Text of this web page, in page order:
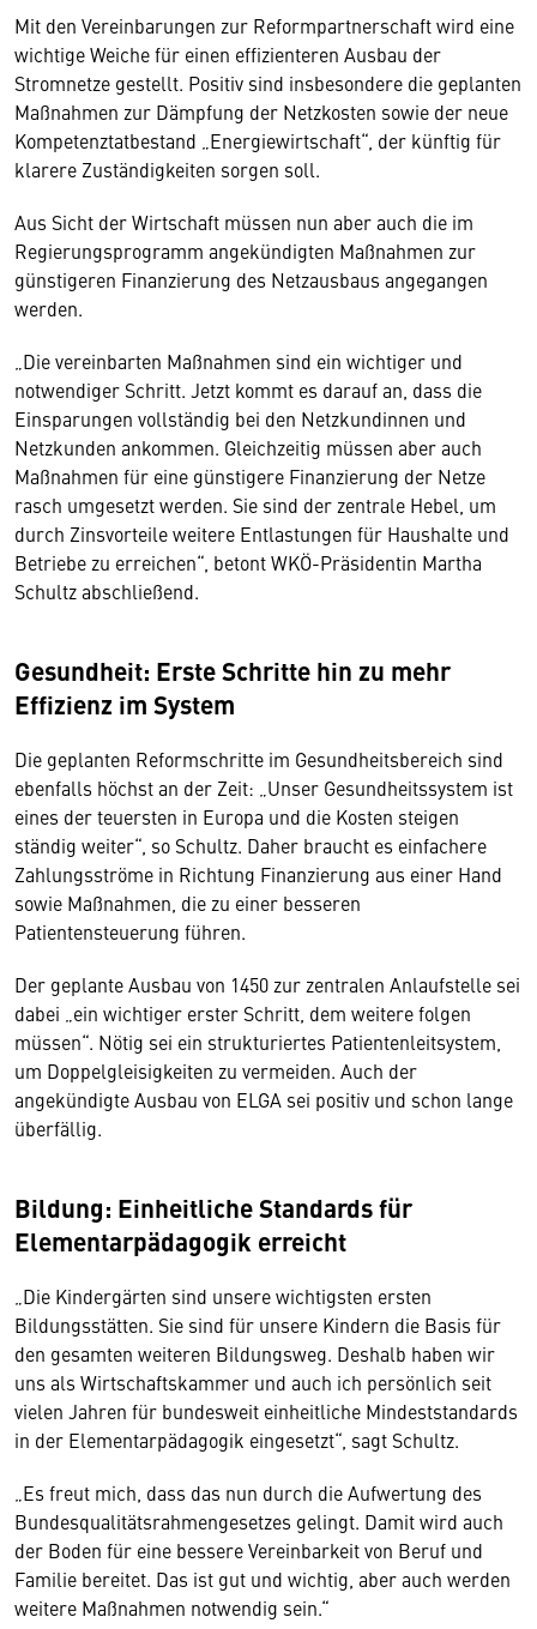
Mit den Vereinbarungen zur Reformpartnerschaft wird eine
wichtige Weiche für einen effizienteren Ausbau der
Stromnetze gestellt. Positiv sind insbesondere die geplanten
Maßnahmen zur Dämpfung der Netzkosten sowie der neue
Kompetenztatbestand „Energiewirtschaft“, der künftig für
klarere Zuständigkeiten sorgen soll.
Aus Sicht der Wirtschaft müssen nun aber auch die im
Regierungsprogramm angekündigten Maßnahmen zur
günstigeren Finanzierung des Netzausbaus angegangen
werden.
„Die vereinbarten Maßnahmen sind ein wichtiger und
notwendiger Schritt. Jetzt kommt es darauf an, dass die
Einsparungen vollständig bei den Netzkundinnen und
Netzkunden ankommen. Gleichzeitig müssen aber auch
Maßnahmen für eine günstigere Finanzierung der Netze
rasch umgesetzt werden. Sie sind der zentrale Hebel, um
durch Zinsvorteile weitere Entlastungen für Haushalte und
Betriebe zu erreichen“, betont WKÖ-Präsidentin Martha
Schultz abschließend.
Gesundheit: Erste Schritte hin zu mehr
Effizienz im System
Die geplanten Reformschritte im Gesundheitsbereich sind
ebenfalls höchst an der Zeit: „Unser Gesundheitssystem ist
eines der teuersten in Europa und die Kosten steigen
ständig weiter“, so Schultz. Daher braucht es einfachere
Zahlungsströme in Richtung Finanzierung aus einer Hand
sowie Maßnahmen, die zu einer besseren
Patientensteuerung führen.
Der geplante Ausbau von 1450 zur zentralen Anlaufstelle sei
dabei „ein wichtiger erster Schritt, dem weitere folgen
müssen“. Nötig sei ein strukturiertes Patientenleitsystem,
um Doppelgleisigkeiten zu vermeiden. Auch der
angekündigte Ausbau von ELGA sei positiv und schon lange
überfällig.
Bildung: Einheitliche Standards für
Elementarpädagogik erreicht
„Die Kindergärten sind unsere wichtigsten ersten
Bildungsstätten. Sie sind für unsere Kindern die Basis für
den gesamten weiteren Bildungsweg. Deshalb haben wir
uns als Wirtschaftskammer und auch ich persönlich seit
vielen Jahren für bundesweit einheitliche Mindeststandards
in der Elementarpädagogik eingesetzt“, sagt Schultz.
„Es freut mich, dass das nun durch die Aufwertung des
Bundesqualitätsrahmengesetzes gelingt. Damit wird auch
der Boden für eine bessere Vereinbarkeit von Beruf und
Familie bereitet. Das ist gut und wichtig, aber auch werden
weitere Maßnahmen notwendig sein.“